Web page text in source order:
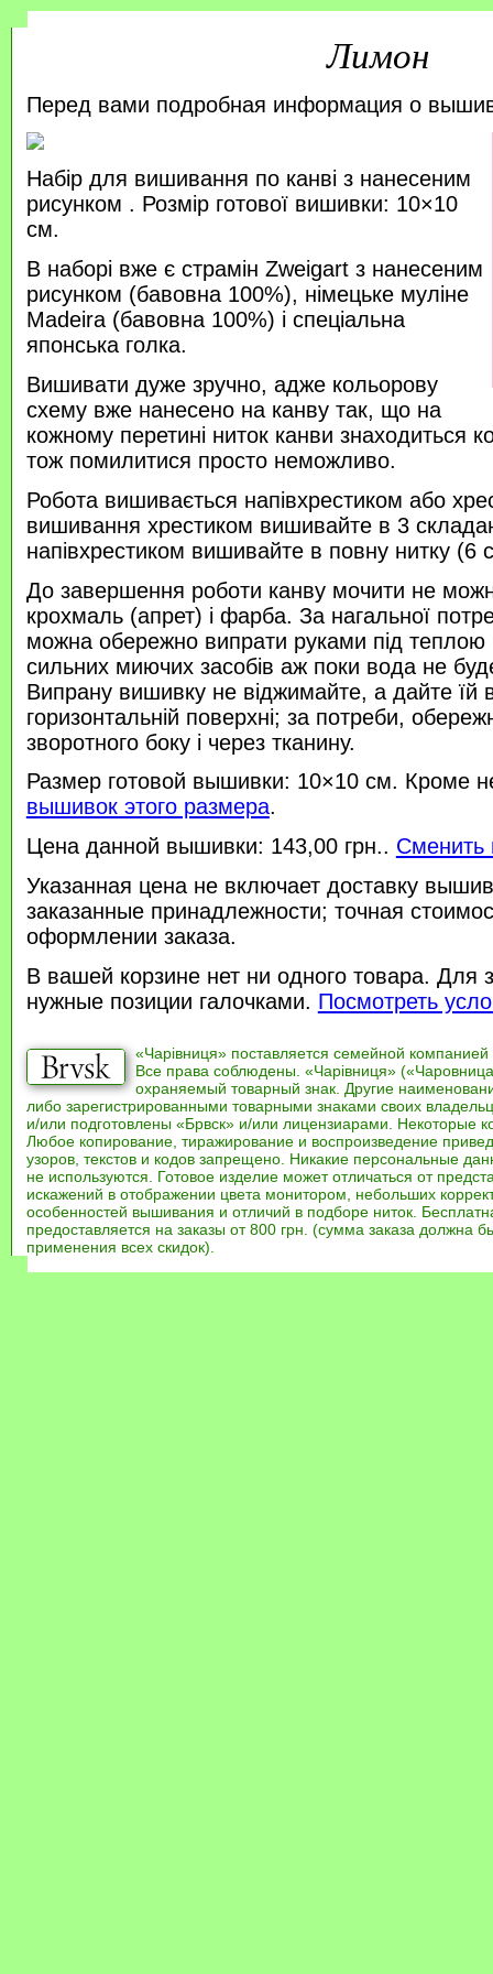
Лимон
Перед вами подробная информация о
Набір для вишивання по канві з нанесеним
рисунком . Розмір готової вишивки: 10×10
см.
В наборі вже є страмін Zweigart з нанесеним
рисунком (бавовна 100%), німецьке муліне
Madeira (бавовна 100%) і спеціальна
японська голка.
Вишивати дуже зручно, адже кольорову
схему вже нанесено на канву так, що на
кожному перетині ниток канви знаходиться
тож помилитися просто неможливо.
Робота вишивається напівхрестиком або
вишивання хрестиком вишивайте в 3
напівхрестиком вишивайте в повну нитку (6
До завершення роботи канву мочити не
крохмаль (апрет) і фарба. За нагальної
можна обережно випрати руками під
сильних миючих засобів аж поки вода не
Випрану вишивку не віджимайте, а дайте їй
горизонтальній поверхні; за потреби,
зворотного боку і через тканину.
Размер готовой вышивки: 10×10 см. Кроме
вышивок этого размера.
Цена данной вышивки: 143,00 грн.. Сменить
Указанная цена не включает доставку
заказанные принадлежности; точная
оформлении заказа.
В вашей корзине нет ни одного товара. Для
нужные позиции галочками. Посмотреть
«Чарівниця» поставляется семейной компанией
Все права соблюдены. «Чарівниця»
охраняемый товарный знак. Другие
либо зарегистрированными товарными знаками своих
и/или подготовлены «Брвск» и/или лицензиарами. Некоторые
Любое копирование, тиражирование и воспроизведение
узоров, текстов и кодов запрещено. Никакие персональные
не используются. Готовое изделие может отличаться от
искажений в отображении цвета монитором, небольших
особенностей вышивания и отличий в подборе ниток.
предоставляется на заказы от 800 грн. (сумма заказа должна
применения всех скидок).